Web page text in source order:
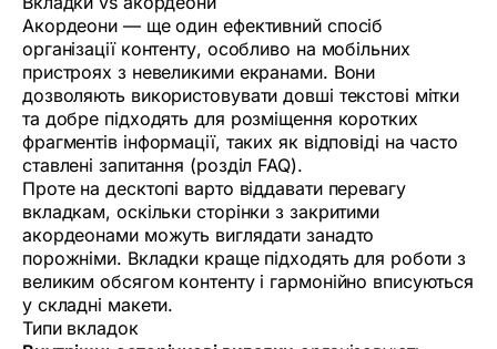
Акордеони — ще один ефективний спосіб
організації контенту, особливо на мобільних
пристроях з невеликими екранами. Вони
дозволяють використовувати довші текстові мітки
та добре підходять для розміщення коротких
фрагментів інформації, таких як відповіді на часто
ставлені запитання (розділ FAQ).
Проте на десктопі варто віддавати перевагу
вкладкам, оскільки сторінки з закритими
акордеонами можуть виглядати занадто
порожніми. Вкладки краще підходять для роботи з
великим обсягом контенту і гармонійно вписуються
у складні макети.
Типи вкладок